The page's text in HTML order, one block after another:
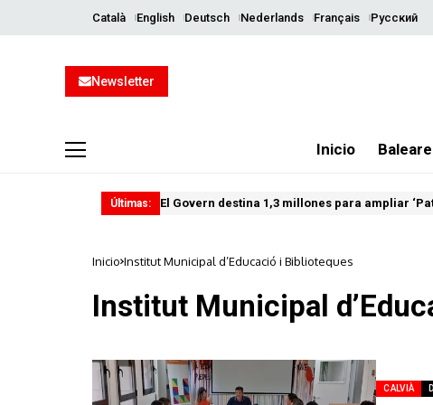
Català English Deutsch Nederlands Français Русский
Newsletter
Inicio
Últimas: El Govern destina 1,3 millones para ampliar
Inicio Institut Municipal d’Educació i Biblioteques
Institut Municipal
CALVIÀ